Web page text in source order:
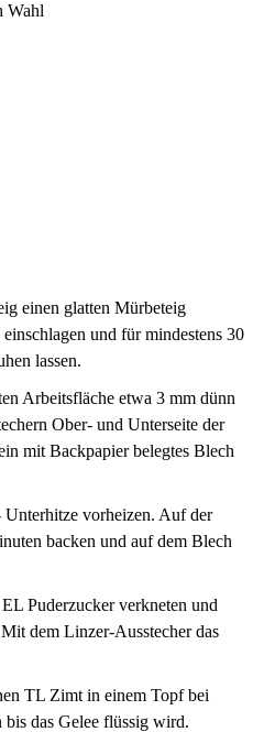
Wahl
einen glatten Mürbeteig
und für mindestens 30
lassen.
Arbeitsfläche etwa 3 mm dünn
Ober- und Unterseite der
mit Backpapier belegtes Blech
vorheizen. Auf der
backen und auf dem Blech
Puderzucker verkneten und
dem Linzer-Ausstecher das
TL Zimt in einem Topf bei
das Gelee flüssig wird.